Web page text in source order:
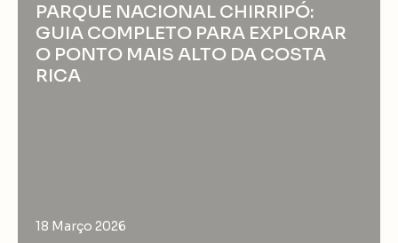
PARQUE NACIONAL CHIRRIPÓ:
GUIA COMPLETO PARA EXPLORAR
O PONTO MAIS ALTO DA COSTA
RICA
18 Março 2026